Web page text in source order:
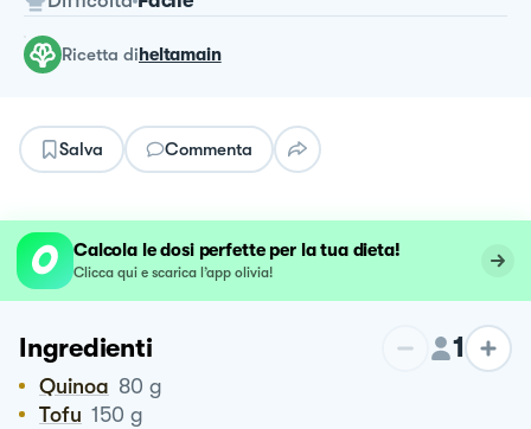
ricetta diheltamain
Salva Commenta
Calcola le dosi perfette per la tua dieta!
Clicca qui e scarica l’app olivia!
Ingredienti 1
Quinoa 80 g
Tofu 150 g